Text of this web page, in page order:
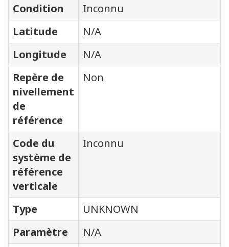
Condition
Inconnu
Latitude
N/A
Longitude
N/A
Repère de
nivellement
de
référence
Non
Code du
système de
référence
verticale
Inconnu
Type
UNKNOWN
Paramètre
N/A